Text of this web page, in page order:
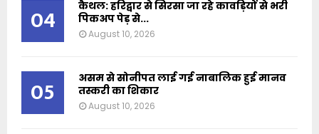
04
कैथल: हरिद्वार से सिरसा जा रहे कावड़ियों से भरी
पिकअप पेड़ से...
August 10, 2026
05
असम से सोनीपत लाई गई नाबालिक हुई मानव
तस्करी का शिकार
August 10, 2026